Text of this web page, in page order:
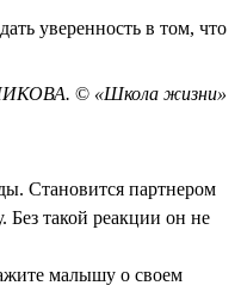
уве­ренность в том, что
© «Школа жизни»
Становит­ся партнером
такой реакции он не
ма­лышу о своем